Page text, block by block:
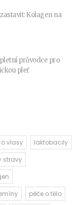
Kolagen na
průvodce pro
pleť
o vlasy
laktobacily
stravy
péče o tělo